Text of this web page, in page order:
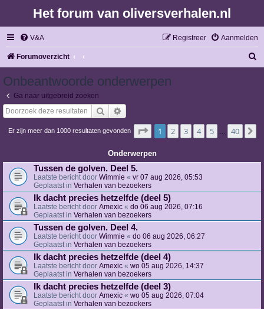
Het forum van oliversverhalen.nl
V&A Aanmelden
Registreer
Forumoverzicht
Onbeantwoorde onderwerpen
Ga naar uitgebreid zoeken
Zoek
Er zijn meer dan 1000 resultaten gevonden Pagina1 van 40
1 2 3 4 5 … 40
Onderwerpen
Tussen de golven. Deel 5.
Laatste bericht door Wimmie « vr 07 aug 2026, 05:53
Geplaatst in Verhalen van bezoekers
Ik dacht precies hetzelfde (deel 5)
Laatste bericht door Amexic « do 06 aug 2026, 07:16
Geplaatst in Verhalen van bezoekers
Tussen de golven. Deel 4.
Laatste bericht door Wimmie « do 06 aug 2026, 06:27
Geplaatst in Verhalen van bezoekers
Ik dacht precies hetzelfde (deel 4)
Laatste bericht door Amexic « wo 05 aug 2026, 14:37
Geplaatst in Verhalen van bezoekers
Ik dacht precies hetzelfde (deel 3)
Laatste bericht door Amexic « wo 05 aug 2026, 07:04
Geplaatst in Verhalen van bezoekers